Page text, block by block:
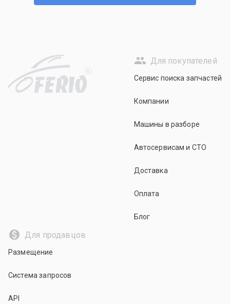
R
Для покупателей
Сервис поиска запчастей
Компании
Машины в разборе
Автосервисам и СТО
Доставка
Оплата
Блог
Для продавцов
Размещение
Система запросов
API